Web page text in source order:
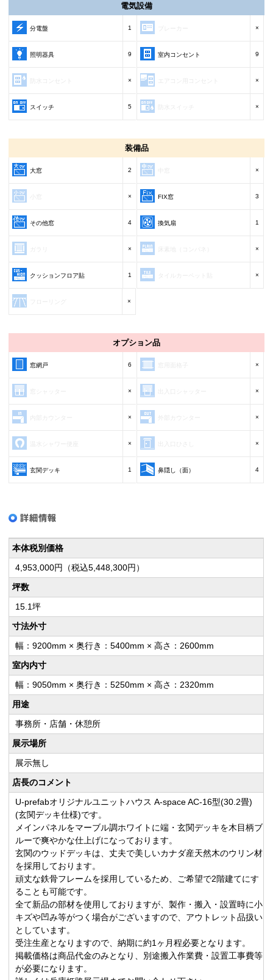
電気設備
分電盤 1 ×
照明器具 9 室内コンセント 9
× ×
スイッチ 5 ×
装備品
大窓 2 ×
× FIX窓 3
その他窓 4 換気扇 1
× ×
クッションフロア貼 1 ×
×
オプション品
窓網戸 6 ×
× ×
× ×
× ×
玄関デッキ 1 鼻隠し（面） 4
本体税別価格
4,953,000円（税込5,448,300円）
坪数
15.1坪
寸法外寸
幅：9200mm × 奥行き：5400mm × 高さ：2600mm
室内内寸
幅：9050mm × 奥行き：5250mm × 高さ：2320mm
用途
事務所・店舗・休憩所
展示場所
展示無し
店長のコメント
U-prefabオリジナルユニットハウス A-space AC-16型(30.2畳)
(玄関デッキ仕様)です。
メインパネルをマーブル調ホワイトに端・玄関デッキを木目柄ブ
ルーで爽やかな仕上げになっております。
玄関のウッドデッキは、丈夫で美しいカナダ産天然木のウリン材
を採用しております。
頑丈な鉄骨フレームを採用しているため、ご希望で2階建てにす
ることも可能です。
全て新品の部材を使用しておりますが、製作・搬入・設置時に小
キズや凹み等がつく場合がございますので、アウトレット品扱い
としています。
受注生産となりますので、納期に約1ヶ月程必要となります。
掲載価格は商品代金のみとなり、別途搬入作業費・設置工事費等
が必要になります。